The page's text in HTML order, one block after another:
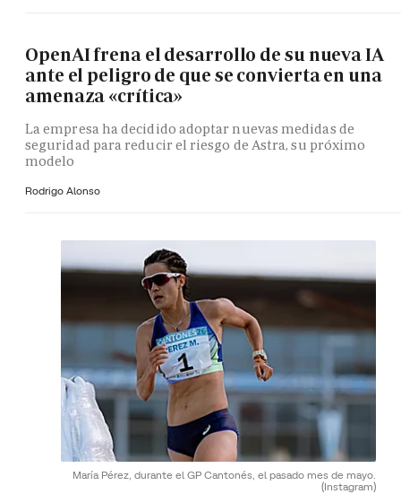
OpenAI frena el desarrollo de su nueva IA
ante el peligro de que se convierta en una
amenaza «crítica»
La empresa ha decidido adoptar nuevas medidas de
seguridad para reducir el riesgo de Astra, su próximo
modelo
Rodrigo Alonso
María Pérez, durante el GP Cantonés, el pasado mes de mayo.
(Instagram)